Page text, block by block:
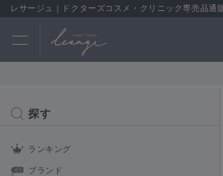
レサージュ｜ドクターズコスメ・クリニック専売品通
探す
ランキング
ブランド